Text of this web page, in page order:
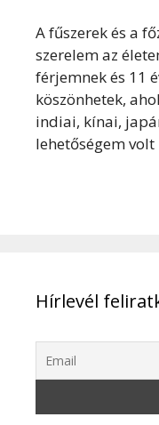
A fűszerek és a
szerelem az
férjemnek és 11
köszönhetek,
indiai, kínai,
lehetőségem
Hírlevél